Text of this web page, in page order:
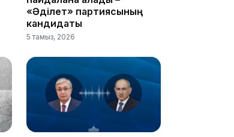
«Әділет» партиясының
кандидаты
5 тамыз, 2026